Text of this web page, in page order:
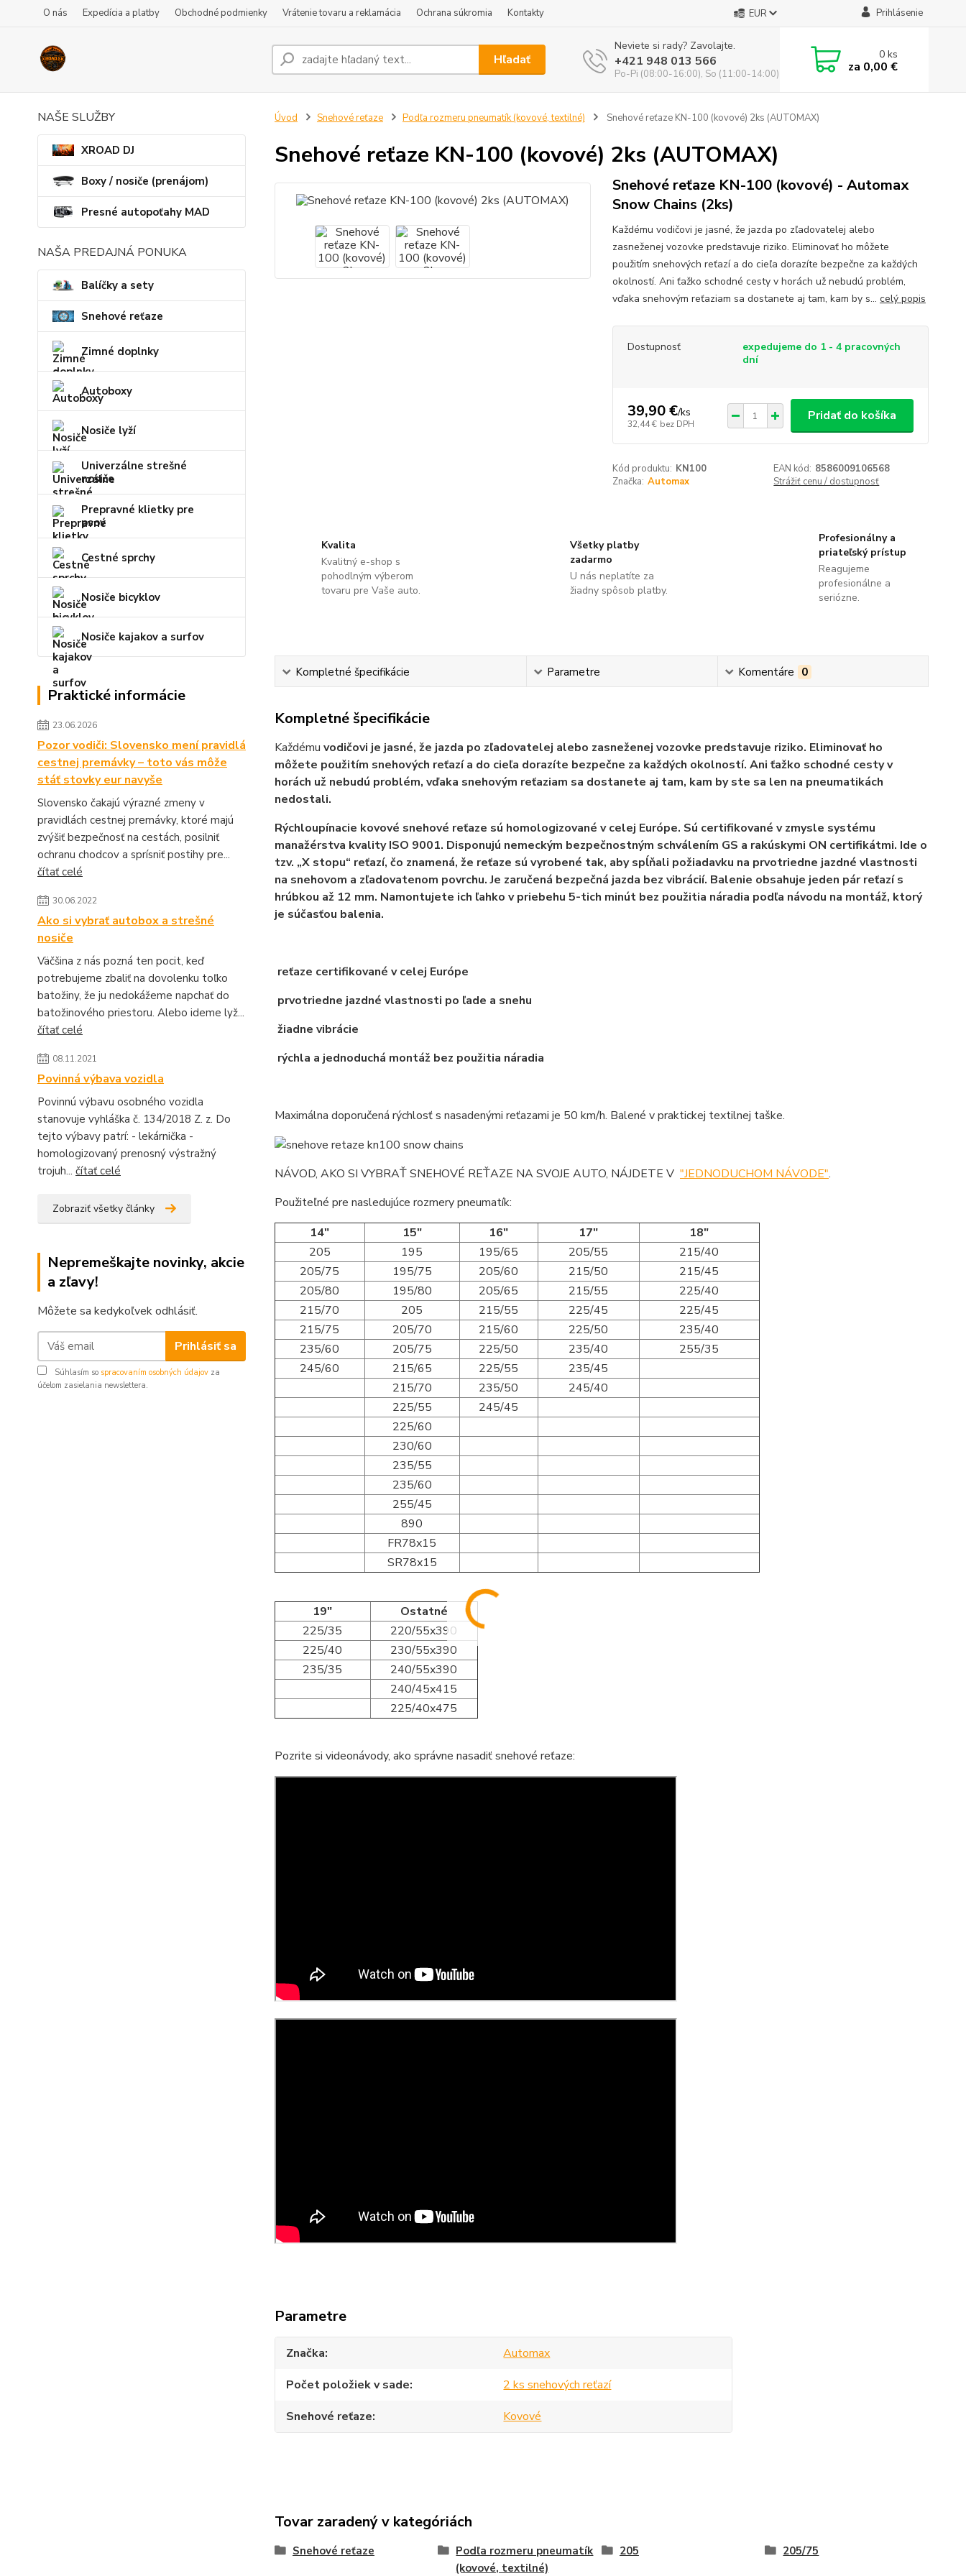
O nás Expedícia a platby Obchodné podmienky Vrátenie tovaru a reklamácia Ochrana súkromia Kontakty EUR Prihlásenie
Hľadať
Neviete si rady? Zavolajte.
+421 948 013 566
Po-Pi (08:00-16:00), So (11:00-14:00)
0ks
za 0,00 €
NAŠE SLUŽBY
XROAD DJ
Boxy / nosiče (prenájom)
Presné autopoťahy MAD
NAŠA PREDAJNÁ PONUKA
Balíčky a sety
Snehové reťaze
Zimné doplnky
Autoboxy
Nosiče lyží
Univerzálne strešné
nosiče
Prepravné klietky pre
psov
Cestné sprchy
Nosiče bicyklov
Nosiče kajakov a surfov
Praktické informácie
23.06.2026
Pozor vodiči: Slovensko mení pravidlá
cestnej premávky – toto vás môže
stáť stovky eur navyše
Slovensko čakajú výrazné zmeny v
pravidlách cestnej premávky, ktoré majú
zvýšiť bezpečnosť na cestách, posilniť
ochranu chodcov a sprísniť postihy pre...
čítať celé
30.06.2022
Ako si vybrať autobox a strešné
nosiče
Väčšina z nás pozná ten pocit, keď
potrebujeme zbaliť na dovolenku toľko
batožiny, že ju nedokážeme napchať do
batožinového priestoru. Alebo ideme lyž...
čítať celé
08.11.2021
Povinná výbava vozidla
Povinnú výbavu osobného vozidla
stanovuje vyhláška č. 134/2018 Z. z. Do
tejto výbavy patrí: - lekárnička -
homologizovaný prenosný výstražný
trojuh... čítať celé
Zobraziť všetky články
Nepremeškajte novinky, akcie
a zľavy!
Môžete sa kedykoľvek odhlásiť.
Prihlásiť sa
Súhlasím so spracovaním osobných údajov za
účelom zasielania newslettera.
Úvod Snehové reťaze Podľa rozmeru pneumatík (kovové, textilné) Snehové reťaze KN-100 (kovové) 2ks (AUTOMAX)
Snehové reťaze KN-100 (kovové) 2ks (AUTOMAX)
Snehové reťaze KN-100 (kovové) - Automax
Snow Chains (2ks)
Každému vodičovi je jasné, že jazda po zľadovatelej alebo
zasneženej vozovke predstavuje riziko. Eliminovať ho môžete
použitím snehových reťazí a do cieľa dorazíte bezpečne za každých
okolností. Ani ťažko schodné cesty v horách už nebudú problém,
vďaka snehovým reťaziam sa dostanete aj tam, kam by s... celý popis
Dostupnosť
expedujeme do 1 - 4 pracovných
dní
39,90 €/ks
32,44 € bez DPH
Pridať do košíka
Kód produktu: KN100 EAN kód: 8586009106568
Značka: Automax Strážiť cenu / dostupnosť
Kvalita
Kvalitný e-shop s
pohodlným výberom
tovaru pre Vaše auto.
Všetky platby
zadarmo
U nás neplatíte za
žiadny spôsob platby.
Profesionálny a
priateľský prístup
Reagujeme
profesionálne a
seriózne.
Kompletné špecifikácie Parametre Komentáre 0
Kompletné špecifikácie
Každému vodičovi je jasné, že jazda po zľadovatelej alebo zasneženej vozovke predstavuje riziko. Eliminovať ho
môžete použitím snehových reťazí a do cieľa dorazíte bezpečne za každých okolností. Ani ťažko schodné cesty v
horách už nebudú problém, vďaka snehovým reťaziam sa dostanete aj tam, kam by ste sa len na pneumatikách
nedostali.
Rýchloupínacie kovové snehové reťaze sú homologizované v celej Európe. Sú certifikované v zmysle systému
manažérstva kvality ISO 9001. Disponujú nemeckým bezpečnostným schválením GS a rakúskymi ON certifikátmi. Ide o
tzv. „X stopu“ reťazí, čo znamená, že reťaze sú vyrobené tak, aby spĺňali požiadavku na prvotriedne jazdné vlastnosti
na snehovom a zľadovatenom povrchu. Je zaručená bezpečná jazda bez vibrácií. Balenie obsahuje jeden pár reťazí s
hrúbkou až 12 mm. Namontujete ich ľahko v priebehu 5-tich minút bez použitia náradia podľa návodu na montáž, ktorý
je súčasťou balenia.
reťaze certifikované v celej Európe
prvotriedne jazdné vlastnosti po ľade a snehu
žiadne vibrácie
rýchla a jednoduchá montáž bez použitia náradia
Maximálna doporučená rýchlosť s nasadenými reťazami je 50 km/h. Balené v praktickej textilnej taške.
NÁVOD, AKO SI VYBRAŤ SNEHOVÉ REŤAZE NA SVOJE AUTO, NÁJDETE V "JEDNODUCHOM NÁVODE".
Použiteľné pre nasledujúce rozmery pneumatík:
14"
15" 16" 17"
18"
205
195 195/65 205/55
215/40
205/75
195/75 205/60 215/50
215/45
205/80
195/80 205/65 215/55
225/40
215/70
205 215/55 225/45
225/45
215/75
205/70 215/60 225/50
235/40
235/60
205/75 225/50 235/40
255/35
245/60
215/65 225/55
235/45
215/70
235/50
245/40
225/55
245/45
225/60
230/60
235/55
235/60
255/45
890
FR78x15
SR78x15
19"
Ostatné
225/35
220/55x390
225/40
230/55x390
235/35
240/55x390
240/45x415
225/40x475
Pozrite si videonávody, ako správne nasadiť snehové reťaze:
Parametre
Značka
Automax
Počet položiek v sade
2 ks snehových reťazí
Snehové reťaze
Kovové
Tovar zaradený v kategóriách
Snehové reťaze
Podľa rozmeru pneumatík
(kovové, textilné)
205 205/75